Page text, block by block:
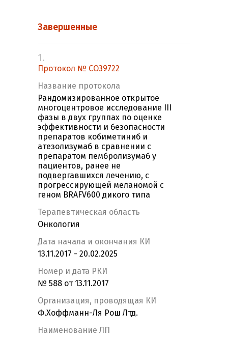
Завершенные
1.
Протокол № CO39722
Название протокола
Рандомизированное открытое
многоцентровое исследование III
фазы в двух группах по оценке
эффективности и безопасности
препаратов кобиметиниб и
атезолизумаб в сравнении с
препаратом пембролизумаб у
пациентов, ранее не
подвергавшихся лечению, с
прогрессирующей меланомой с
геном BRAFV600 дикого типа
Терапевтическая область
Онкология
Дата начала и окончания КИ
13.11.2017 - 20.02.2025
Номер и дата РКИ
№ 588 от 13.11.2017
Организация, проводящая КИ
Ф.Хоффманн-Ля Рош Лтд.
Наименование ЛП